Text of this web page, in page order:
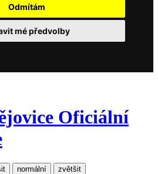
Odmítám
mé předvolby
Oficiální
normální zvětšit